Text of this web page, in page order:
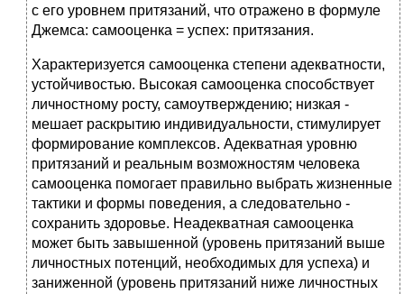
с его уровнем притязаний, что отражено в формуле
Джемса: самооценка = успех: притязания.
Характеризуется самооценка степени адекватности,
устойчивостью. Высокая самооценка способствует
личностному росту, самоутверждению; низкая -
мешает раскрытию индивидуальности, стимулирует
формирование комплексов. Адекватная уровню
притязаний и реальным возможностям человека
самооценка помогает правильно выбрать жизненные
тактики и формы поведения, а следовательно -
сохранить здоровье. Неадекватная самооценка
может быть завышенной (уровень притязаний выше
личностных потенций, необходимых для успеха) и
заниженной (уровень притязаний ниже личностных